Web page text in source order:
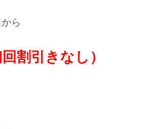
ら
割引きなし）